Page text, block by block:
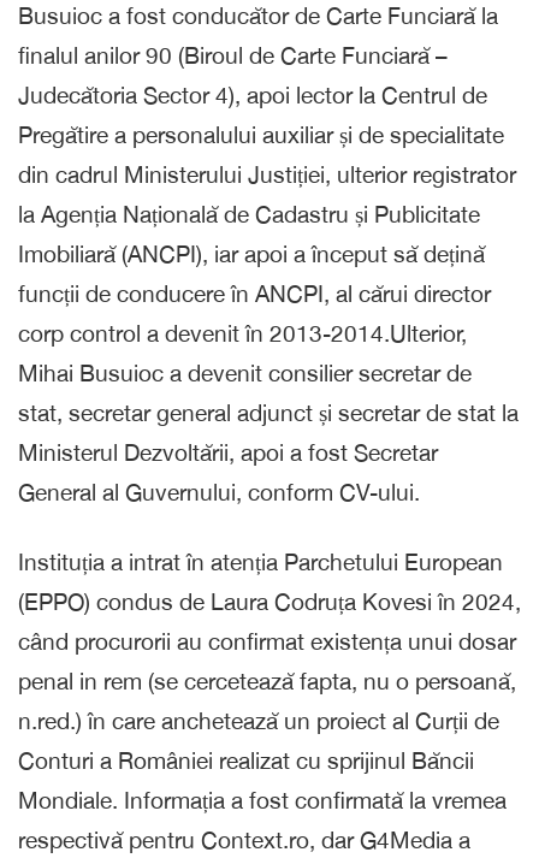
Busuioc a fost conducător de Carte Funciară la
finalul anilor 90 (Biroul de Carte Funciară –
Judecătoria Sector 4), apoi lector la Centrul de
Pregătire a personalului auxiliar și de specialitate
din cadrul Ministerului Justiției, ulterior registrator
la Agenția Națională de Cadastru și Publicitate
Imobiliară (ANCPI), iar apoi a început să dețină
funcții de conducere în ANCPI, al cărui director
corp control a devenit în 2013-2014.Ulterior,
Mihai Busuioc a devenit consilier secretar de
stat, secretar general adjunct și secretar de stat la
Ministerul Dezvoltării, apoi a fost Secretar
General al Guvernului, conform CV-ului.
Instituția a intrat în atenția Parchetului European
(EPPO) condus de Laura Codruța Kovesi în 2024,
când procurorii au confirmat existența unui dosar
penal in rem (se cercetează fapta, nu o persoană,
n.red.) în care anchetează un proiect al Curții de
Conturi a României realizat cu sprijinul Băncii
Mondiale. Informația a fost confirmată la vremea
respectivă pentru Context.ro, dar G4Media a